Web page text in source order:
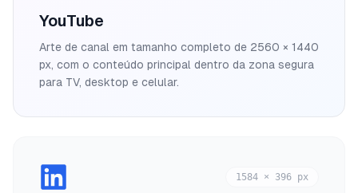
YouTube
Arte de canal em tamanho completo de 2560 × 1440
px, com o conteúdo principal dentro da zona segura
para TV, desktop e celular.
1584 × 396 px